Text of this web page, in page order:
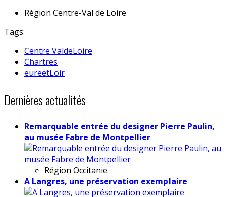
Région Centre-Val de Loire
Tags:
Centre ValdeLoire
Chartres
eureetLoir
Dernières actualités
Remarquable entrée du designer Pierre Paulin,
au musée Fabre de Montpellier
Région Occitanie
A Langres, une préservation exemplaire